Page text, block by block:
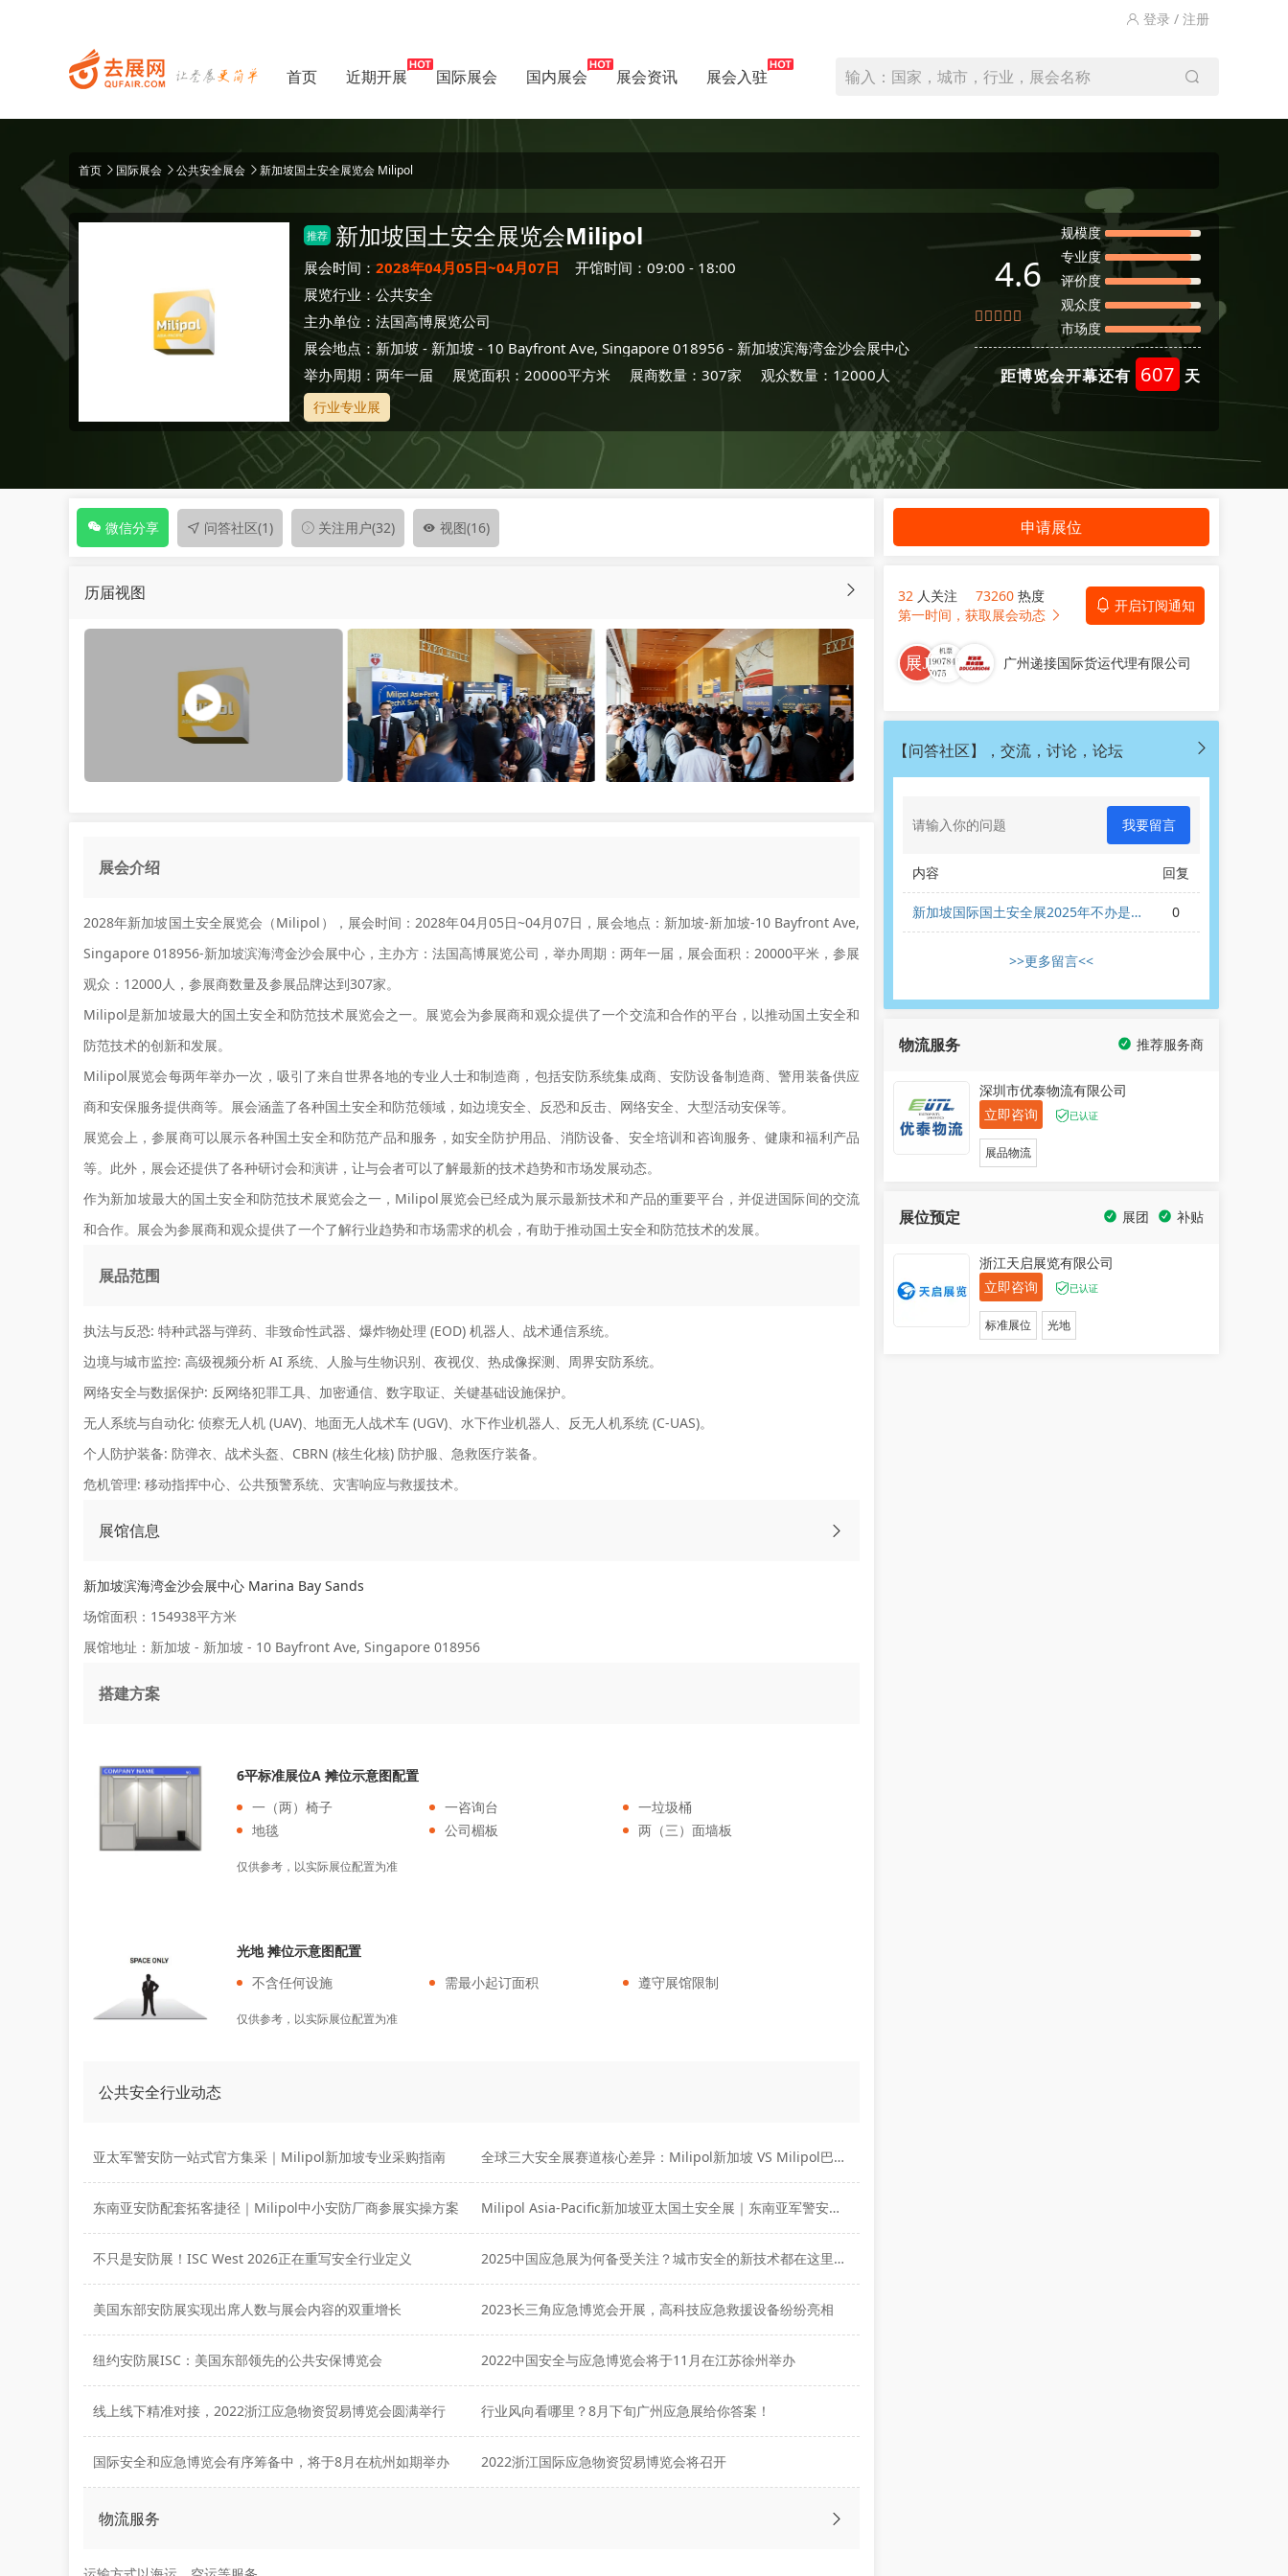
登录 / 注册
首页 近期开展 国际展会 国内展会 展会资讯 展会入驻 输入：国家，城市，行业，展会名称
首页 国际展会 公共安全展会 新加坡国土安全展览会 Milipol
推荐 新加坡国土安全展览会Milipol
展会时间： 2028年04月05日~04月07日
开馆时间：09:00 - 18:00
展览行业： 公共安全
主办单位： 法国高博展览公司
展会地点： 新加坡 - 新加坡 - 10 Bayfront Ave, Singapore 018956 - 新加坡滨海湾金沙会展中心
举办周期：两年一届
展览面积：20000平方米 展商数量：307家 观众数量：12000人
行业专业展
4.6
规模度
专业度
评价度
观众度
市场度
距博览会开幕还有 607 天
微信分享 问答社区(1) 关注用户(32) 视图(16)
历届视图
展会介绍
2028年新加坡国土安全展览会（Milipol），展会时间：2028年04月05日~04月07日，展会地点：新加坡-新加坡-10 Bayfront Ave,
Singapore 018956-新加坡滨海湾金沙会展中心，主办方：法国高博展览公司，举办周期：两年一届，展会面积：20000平米，参展
观众：12000人，参展商数量及参展品牌达到307家。
Milipol是新加坡最大的国土安全和防范技术展览会之一。展览会为参展商和观众提供了一个交流和合作的平台，以推动国土安全和
防范技术的创新和发展。
Milipol展览会每两年举办一次，吸引了来自世界各地的专业人士和制造商，包括安防系统集成商、安防设备制造商、警用装备供应
商和安保服务提供商等。展会涵盖了各种国土安全和防范领域，如边境安全、反恐和反击、网络安全、大型活动安保等。
展览会上，参展商可以展示各种国土安全和防范产品和服务，如安全防护用品、消防设备、安全培训和咨询服务、健康和福利产品
等。此外，展会还提供了各种研讨会和演讲，让与会者可以了解最新的技术趋势和市场发展动态。
作为新加坡最大的国土安全和防范技术展览会之一，Milipol展览会已经成为展示最新技术和产品的重要平台，并促进国际间的交流
和合作。展会为参展商和观众提供了一个了解行业趋势和市场需求的机会，有助于推动国土安全和防范技术的发展。
展品范围
执法与反恐: 特种武器与弹药、非致命性武器、爆炸物处理 (EOD) 机器人、战术通信系统。
边境与城市监控: 高级视频分析 AI 系统、人脸与生物识别、夜视仪、热成像探测、周界安防系统。
网络安全与数据保护: 反网络犯罪工具、加密通信、数字取证、关键基础设施保护。
无人系统与自动化: 侦察无人机 (UAV)、地面无人战术车 (UGV)、水下作业机器人、反无人机系统 (C-UAS)。
个人防护装备: 防弹衣、战术头盔、CBRN (核生化核) 防护服、急救医疗装备。
危机管理: 移动指挥中心、公共预警系统、灾害响应与救援技术。
展馆信息
新加坡滨海湾金沙会展中心 Marina Bay Sands
场馆面积：154938平方米
展馆地址：新加坡 - 新加坡 - 10 Bayfront Ave, Singapore 018956
搭建方案
6平标准展位A 摊位示意图配置
一（两）椅子
一咨询台
一垃圾桶
地毯
公司楣板 两（三）面墙板
仅供参考，以实际展位配置为准
光地 摊位示意图配置
不含任何设施
需最小起订面积 遵守展馆限制
仅供参考，以实际展位配置为准
公共安全行业动态
亚太军警安防一站式官方集采｜Milipol新加坡专业采购指南 全球三大安全展赛道核心差异：Milipol新加坡 VS Milipol巴黎 VS IMDEX新加坡海
东南亚安防配套拓客捷径｜Milipol中小安防厂商参展实操方案 Milipol Asia-Pacific新加坡亚太国土安全展｜东南亚军警安防年度官方招标峰会
不只是安防展！ISC West 2026正在重写安全行业定义 2025中国应急展为何备受关注？城市安全的新技术都在这里曝光
美国东部安防展实现出席人数与展会内容的双重增长 2023长三角应急博览会开展，高科技应急救援设备纷纷亮相
纽约安防展ISC：美国东部领先的公共安保博览会 2022中国安全与应急博览会将于11月在江苏徐州举办
线上线下精准对接，2022浙江应急物资贸易博览会圆满举行 行业风向看哪里？8月下旬广州应急展给你答案！
国际安全和应急博览会有序筹备中，将于8月在杭州如期举办 2022浙江国际应急物资贸易博览会将召开
物流服务
申请展位
32 人关注 73260 热度
开启订阅通知
第一时间，获取展会动态
广州递接国际货运代理有限公司
【问答社区】，交流，讨论，论坛
我要留言
内容 回复
新加坡国际国土安全展2025年不办是
吗？
0
>>更多留言<<
物流服务 推荐服务商
深圳市优泰物流有限公司
立即咨询
已认证
展品物流
展位预定 补贴
展团
浙江天启展览有限公司
立即咨询
已认证
标准展位 光地